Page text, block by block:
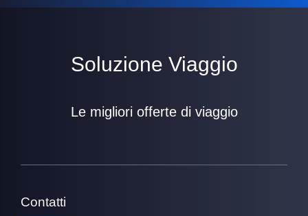
Soluzione Viaggio
Le migliori offerte di viaggio
Contatti